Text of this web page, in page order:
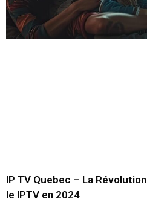
IP TV Quebec – La
le IPTV en 2024